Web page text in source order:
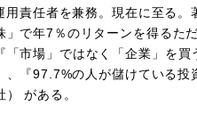
責任者を兼務。現在に至る。
」で年7％のリターンを得るた
「市場」ではなく「企業」を買
、『97.7%の人が儲けている投
がある。